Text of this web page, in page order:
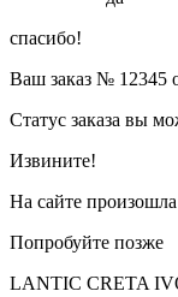
спасибо!
Ваш заказ № 12345
Статус заказа вы
Извините!
На сайте
Попробуйте позже
LANTIC CRETA